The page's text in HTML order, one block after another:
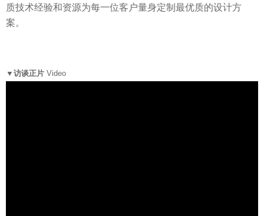
质技术经验和资源为每一位客户量身定制最优质的设计方
案。
▼访谈正片 Video